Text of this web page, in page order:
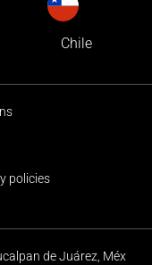
Chile
policies
de Juárez, Méx